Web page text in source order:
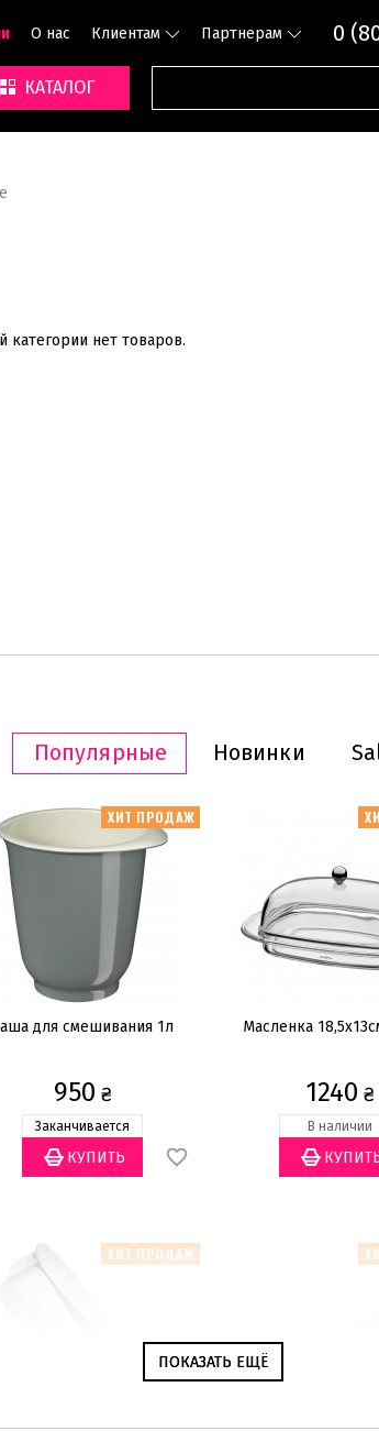
О нас Клиентам Партнерам 0
КАТАЛОГ
категории нет товаров.
Популярные Новинки
ХИТ ПРОДАЖ
для смешивания 1л
950 ₴
Заканчивается
Масленка
1240 ₴
В наличии
ХИТ ПРОДАЖ
ПОКАЗАТЬ ЕЩЁ
ПОКАЗАТЬ ЕЩЁ